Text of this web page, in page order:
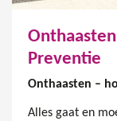
Preventie
Onthaasten –
Alles gaat en